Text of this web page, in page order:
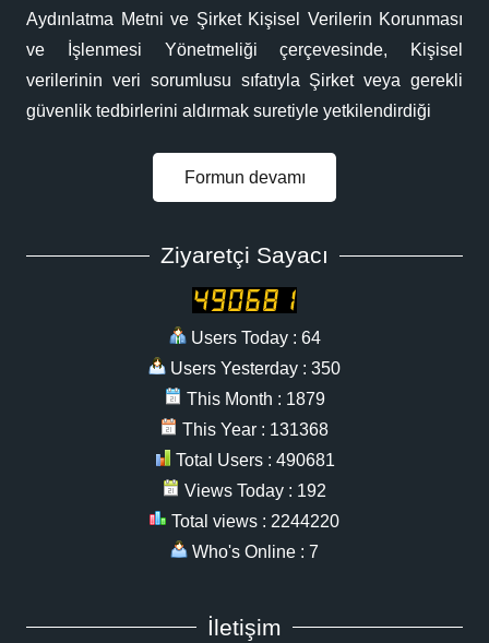
Aydınlatma Metni ve Şirket Kişisel Verilerin Korunması
ve İşlenmesi Yönetmeliği çerçevesinde, Kişisel
verilerinin veri sorumlusu sıfatıyla Şirket veya gerekli
güvenlik tedbirlerini aldırmak suretiyle yetkilendirdiği
Formun devamı
Ziyaretçi Sayacı
Users Today : 64
Users Yesterday : 350
This Month : 1879
This Year : 131368
Total Users : 490681
Views Today : 192
Total views : 2244220
Who's Online : 7
İletişim